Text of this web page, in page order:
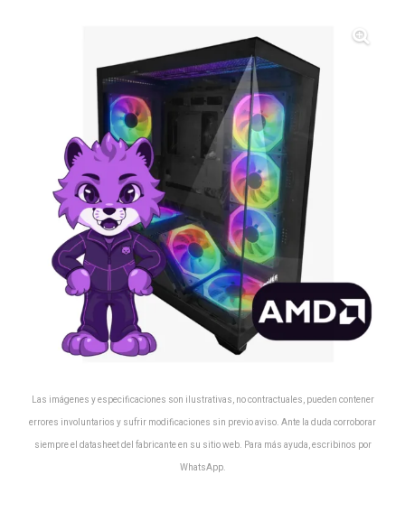
Las imágenes y especificaciones son ilustrativas, no contractuales, pueden contener
errores involuntarios y sufrir modificaciones sin previo aviso. Ante la duda corroborar
siempre el datasheet del fabricante en su sitio web. Para más ayuda, escribinos por
WhatsApp.